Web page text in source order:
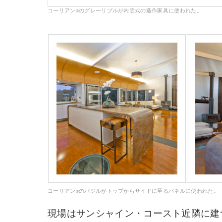
コーリアン ®のグレーリプルが内照式の造作家具に使われた。
コーリアン ®のバジルがトップからサイドに至るパネルに使われた。
現場はサンシャイン・コースト近隣に